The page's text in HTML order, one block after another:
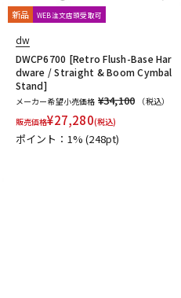
新品 WEB注文店頭受取可
dw
DWCP6700 [Retro Flush-Base Har
dware / Straight & Boom Cymbal
Stand]
メーカー希望小売価格 ¥34,100
（税込）
販売価格¥27,280(税込)
ポイント：1%(248pt)